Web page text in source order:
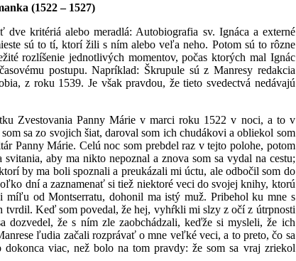
(1522 – 1527)
kritériá alebo meradlá: Autobiografia sv. Ignáca a externé
sú to tí, ktorí žili s ním alebo veľa neho. Potom sú to rôzne
rozlíšenie jednotlivých momentov, počas ktorých mal Ignác
postupu. Napríklad: Škrupule sú z Manresy redakcia
z roku 1539. Je však pravdou, že tieto svedectvá nedávajú
Zvestovania Panny Márie v marci roku 1522 v noci, a to v
sa zo svojich šiat, daroval som ich chudákovi a obliekol som
Panny Márie. Celú noc som prebdel raz v tejto polohe, potom
aby ma nikto nepoznal a znova som sa vydal na cestu;
by ma boli spoznali a preukázali mi úctu, ale odbočil som do
dní a zaznamenať si tiež niektoré veci do svojej knihy, ktorú
od Montserratu, dohonil ma istý muž. Pribehol ku mne s
tvrdil. Keď som povedal, že hej, vyhŕkli mi slzy z očí z útrpnosti
dozvedel, že s ním zle zaobchádzali, keďže si mysleli, že ich
ľudia začali rozprávať o mne veľké veci, a to preto, čo sa
viac, než bolo na tom pravdy: že som sa vraj zriekol